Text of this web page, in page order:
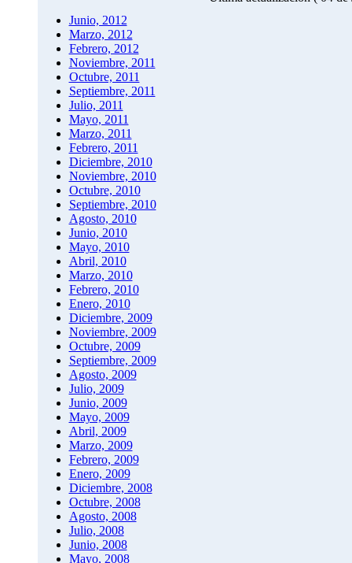
Junio, 2012
Marzo, 2012
Febrero, 2012
Noviembre, 2011
Octubre, 2011
Septiembre, 2011
Julio, 2011
Mayo, 2011
Marzo, 2011
Febrero, 2011
Diciembre, 2010
Noviembre, 2010
Octubre, 2010
Septiembre, 2010
Agosto, 2010
Junio, 2010
Mayo, 2010
Abril, 2010
Marzo, 2010
Febrero, 2010
Enero, 2010
Diciembre, 2009
Noviembre, 2009
Octubre, 2009
Septiembre, 2009
Agosto, 2009
Julio, 2009
Junio, 2009
Mayo, 2009
Abril, 2009
Marzo, 2009
Febrero, 2009
Enero, 2009
Diciembre, 2008
Octubre, 2008
Agosto, 2008
Julio, 2008
Junio, 2008
Mayo, 2008